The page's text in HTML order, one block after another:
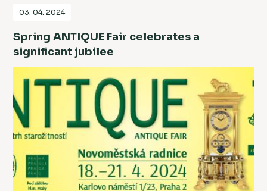
03. 04. 2024
Spring ANTIQUE Fair celebrates a
significant jubilee